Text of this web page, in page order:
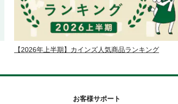
【2026年上半期】カインズ人気商品ランキング
お客様サポート